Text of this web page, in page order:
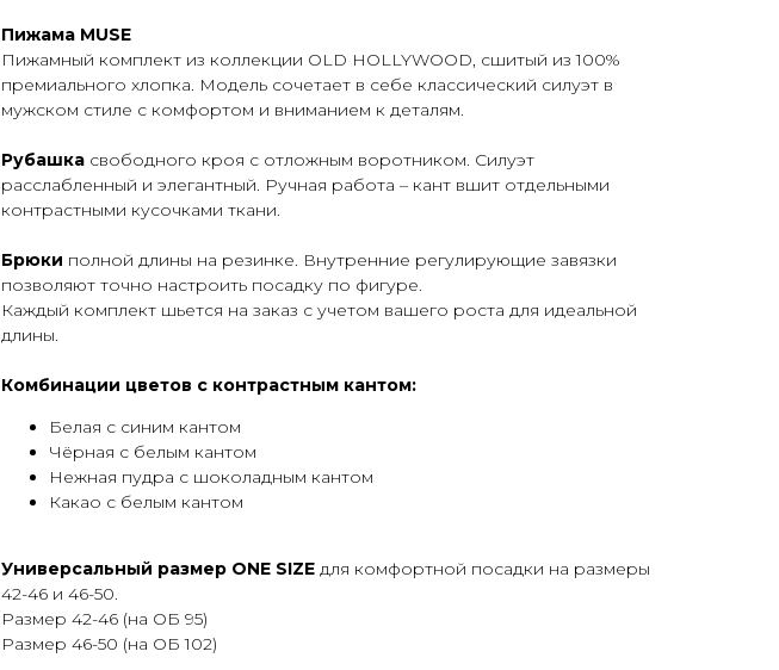
Пижама MUSE
Пижамный комплект из коллекции OLD HOLLYWOOD, сшитый из 100%
премиального хлопка. Модель сочетает в себе классический силуэт в
мужском стиле с комфортом и вниманием к деталям.
Рубашка свободного кроя с отложным воротником. Силуэт
расслабленный и элегантный. Ручная работа – кант вшит отдельными
контрастными кусочками ткани.
Брюки полной длины на резинке. Внутренние регулирующие завязки
позволяют точно настроить посадку по фигуре.
Каждый комплект шьется на заказ с учетом вашего роста для идеальной
длины.
Комбинации цветов с контрастным кантом:
Белая с синим кантом
Чёрная с белым кантом
Нежная пудра с шоколадным кантом
Какао с белым кантом
Универсальный размер ONE SIZE для комфортной посадки на размеры
42-46 и 46-50.
Размер 42-46 (на ОБ 95)
Размер 46-50 (на ОБ 102)